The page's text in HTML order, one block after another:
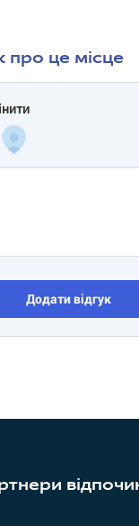
про це місце
Додати відгук